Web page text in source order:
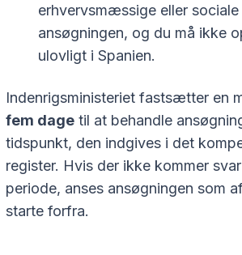
erhvervsmæssige eller
ansøgningen, og du må ikke
ulovligt i Spanien.
Indenrigsministeriet fastsætter en
fem dage til at behandle
tidspunkt, den indgives i det
register. Hvis der ikke kommer
periode, anses ansøgningen som
starte forfra.